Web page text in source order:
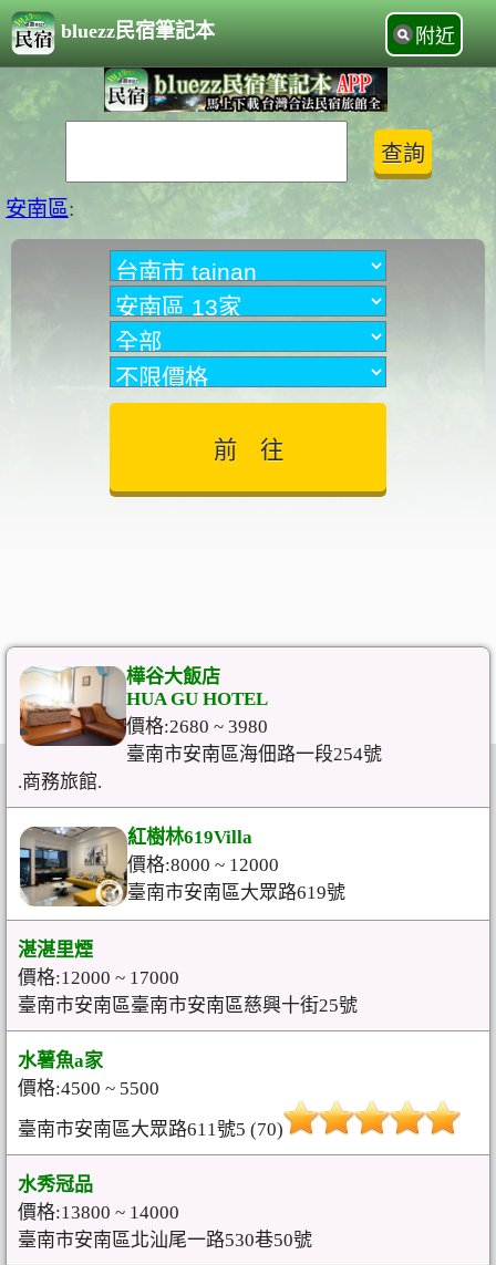
bluezz民宿筆記本 附近
安南區:
樺谷大飯店
HUA GU HOTEL
價格:2680 ~ 3980
臺南市安南區海佃路一段254號
.商務旅館.
紅樹林619Villa
價格:8000 ~ 12000
臺南市安南區大眾路619號
湛湛里煙
價格:12000 ~ 17000
臺南市安南區臺南市安南區慈興十街25號
水薯魚a家
價格:4500 ~ 5500
臺南市安南區大眾路611號5 (70)
水秀冠品
價格:13800 ~ 14000
臺南市安南區北汕尾一路530巷50號